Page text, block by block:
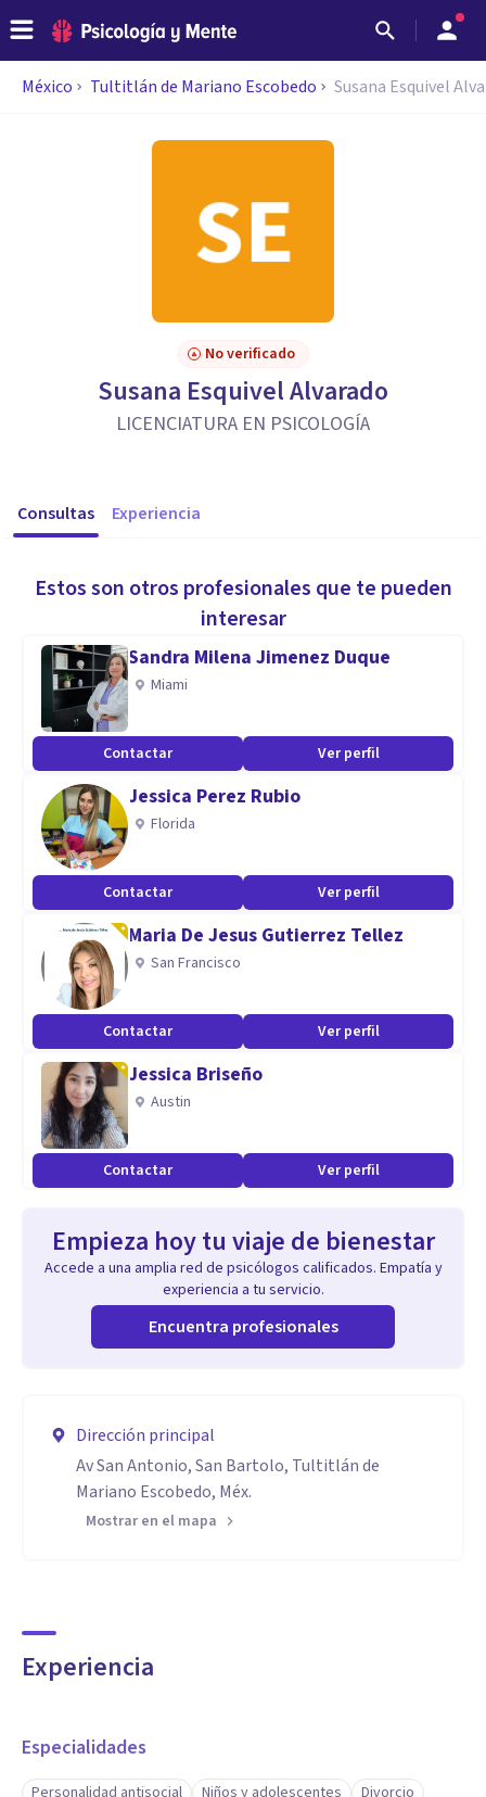
México Tultitlán de Mariano Escobedo Susana Esquivel
No verificado
Susana Esquivel Alvarado
LICENCIATURA EN PSICOLOGÍA
Consultas Experiencia
Estos son otros profesionales que te pueden
interesar
Sandra Milena Jimenez Duque
Miami
Contactar Ver perfil
Jessica Perez Rubio
Florida
Contactar Ver perfil
Maria De Jesus Gutierrez Tellez
San Francisco
Contactar Ver perfil
Jessica Briseño
Austin
Contactar Ver perfil
Empieza hoy tu viaje de bienestar
Accede a una amplia red de psicólogos calificados. Empatía y
experiencia a tu servicio.
Encuentra profesionales
Dirección principal
Av San Antonio, San Bartolo, Tultitlán de
Mariano Escobedo, Méx.
Mostrar en el mapa
Experiencia
Especialidades
Personalidad antisocial Niños y adolescentes
Divorcio